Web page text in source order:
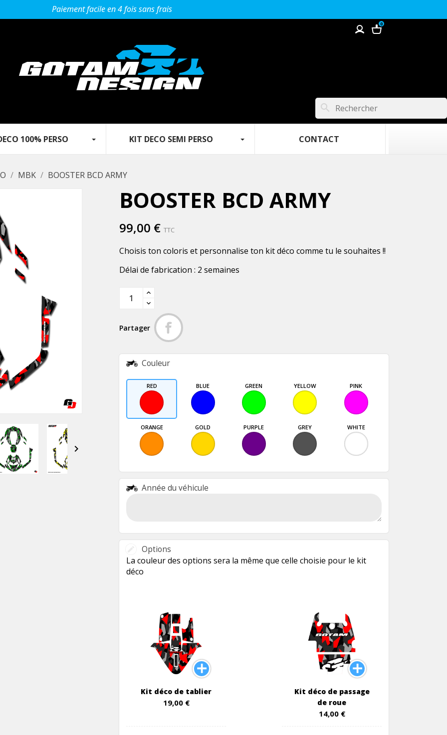
Paiement facile en 4 fois sans frais
0
search
100% PERSO‎ KIT DECO SEMI PERSO‎ ‎ ‎‎ ‎ ‎ ‎ ‎ ‎ ‎ ‎‎ ‎ ‎ ‎ ‎ ‎ ‎ ‎‎ ‎ ‎ ‎ ‎ ‎ ‎ ‎ ‎ ‎ ‎ ‎ ‎ ‎ CONTACT‎ ‎ ‎ ‎ ‎ ‎ ‎ ‎ ‎ ‎ ‎ ‎ ‎ ‎ ‎‎ ‎ ‎‎ ‎‎ ‎
MBK BOOSTER BCD ARMY

BOOSTER BCD ARMY
99,00 € TTC
Choisis ton coloris et personnalise ton kit déco comme tu le souhaites !!
Délai de fabrication : 2 semaines
Partager
Couleur
RED BLUE GREEN YELLOW PINK
ORANGE GOLD PURPLE GREY WHITE
Année du véhicule
Options
La couleur des options sera la même que celle choisie pour le kit
déco
Kit déco de tablier
19,00 €
Kit déco de passage
de roue
14,00 €